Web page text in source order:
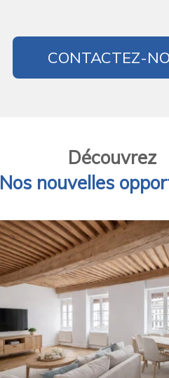
CONTACTEZ-
Découvrez
Nos nouvelles